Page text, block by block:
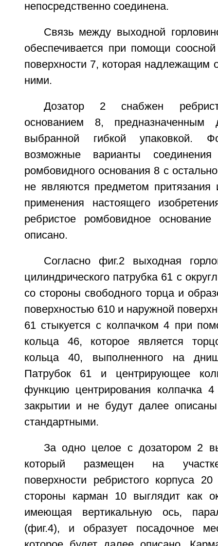
непосредственно соединена.
Связь между выходной
обеспечивается при помощи
поверхности 7, которая надлежащим
ними.
Дозатор 2 снабжен
основанием 8,
выбранной гибкой упаковкой.
возможные варианты
ромбовидного основания 8 с
не являются предметом притязания
применения настоящего
ребристое ромбовидное
описано.
Согласно фиг.2 выходная
цилиндрического патрубка 61 с
со стороны свободного торца и
поверхностью 610 и наружной
61 стыкуется с колпачком 4 при
кольца 46, которое является
кольца 40, выполненного на
Патрубок 61 и центрирующее
функцию центрирования колпачка
закрытии и не будут далее
стандартными.
За одно целое с дозатором 2
который размещен на участке
поверхности ребристого корпуса
стороны карман 10 выглядит как
имеющая вертикальную ось,
(фиг.4), и образует посадочное